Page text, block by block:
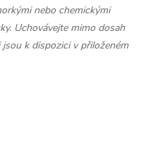
nebo chemickými
Uchovávejte mimo dosah
k dispozici v přiloženém